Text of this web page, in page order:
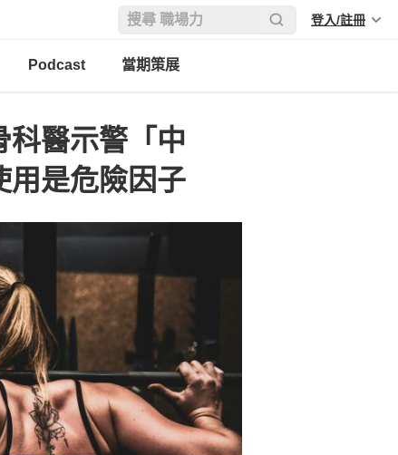
登入/註冊
Podcast 當期策展
科醫示警「中
用是危險因子